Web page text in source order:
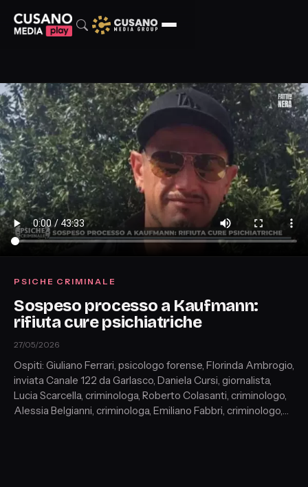
PSICHE CRIMINALE
Sospeso processo a Kaufmann:
rifiuta cure psichiatriche
27/05/2026
Ospiti: Giuliano Ferrari, psicologo forense, Florinda Ambrogio,
inviata Canale 122 da Garlasco, Daniela Cursi, giornalista,
Lucia Scarcella, criminologa, Roberto Colasanti, criminologo,
Alessia Belgianni, criminologa, Emiliano Fabbri, criminologo,